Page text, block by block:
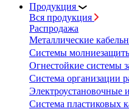
Продукция
Вся продукция
Распродажа
Металлические
Системы
Огнестойкие системы
Система организации
Электроустановочные
Система пластиковых